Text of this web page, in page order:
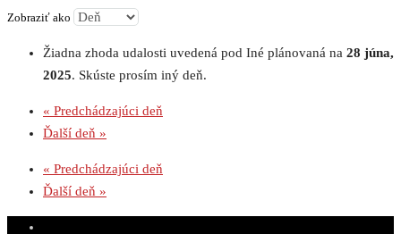
Zobraziť ako
Žiadna zhoda udalosti uvedená pod Iné plánovaná na 28 júna,
2025. Skúste prosím iný deň.
« Predchádzajúci deň
Ďalší deň »
« Predchádzajúci deň
Ďalší deň »